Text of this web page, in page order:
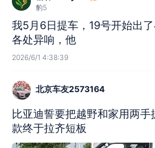
豹5
我5月6日提车，19号开始出
各处异响，他
2026/6/1 4:38:39
北京车友2573164
比亚迪誓要把越野和家用两
款终于拉齐短板